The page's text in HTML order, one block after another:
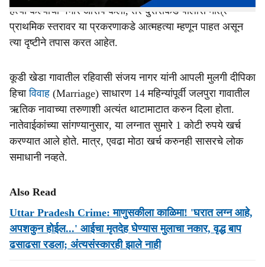
हत्या केल्याचा गंभीर आरोप केला, तर दुसरीकडे पोलीस मात्र
प्राथमिक स्तरावर या प्रकरणाकडे आत्महत्या म्हणून पाहत असून
त्या दृष्टीने तपास करत आहेत.
कूडी खेडा गावातील रहिवासी संजय नागर यांनी आपली मुलगी दीपिका
हिचाविवाह (Marriage) साधारण 14 महिन्यांपूर्वी जलपुरा गावातील
ऋतिक नावाच्या तरुणाशी अत्यंत थाटामाटात करुन दिला होता.
नातेवाईकांच्या सांगण्यानुसार, या लग्नात सुमारे 1 कोटी रुपये खर्च
करण्यात आले होते. मात्र, एवढा मोठा खर्च करुनही सासरचे लोक
समाधानी नव्हते.
Also Read
Uttar Pradesh Crime: माणुसकीला काळिमा! 'घरात लग्न आहे,
अपशकुन होईल...' आईचा मृतदेह घेण्यास मुलाचा नकार, वृद्ध बाप
ढसाढसा रडला; अंत्यसंस्कारही झाले नाही